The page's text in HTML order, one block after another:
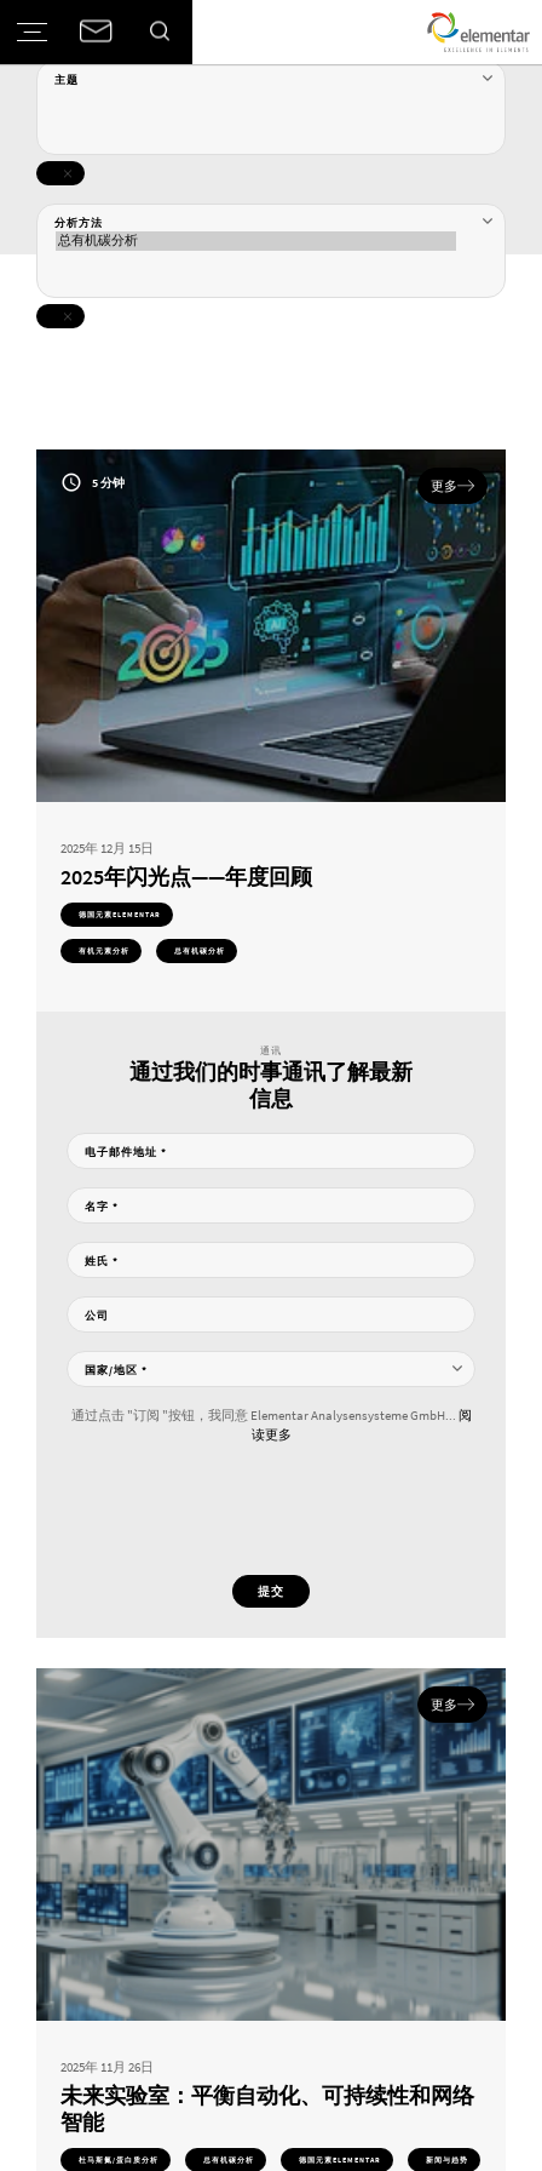
主题
分析方法
5 分钟 更多
2025年 12月 15日
2025年闪光点——年度回顾
德国元素ELEMENTAR
有机元素分析 总有机碳分析
通讯
通过我们的时事通讯了解最新
信息
电子邮件地址 *
名字 *
姓氏 *
公司
国家/地区 *
通过点击 "订阅 "按钮，我同意 Elementar Analysensysteme GmbH... 阅
读更多
提交
更多
2025年 11月 26日
未来实验室：平衡自动化、可持续性和网络
智能
杜马斯氮/蛋白质分析 总有机碳分析 德国元素ELEMENTAR 新闻与趋势